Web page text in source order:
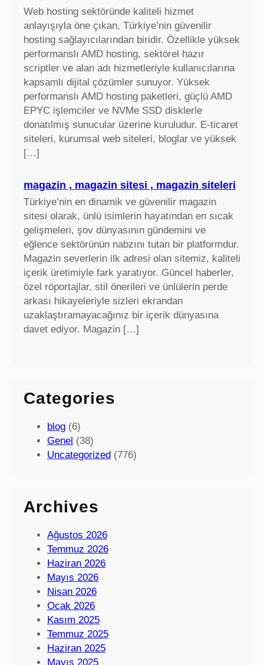
Web hosting sektöründe kaliteli hizmet
anlayışıyla öne çıkan, Türkiye’nin güvenilir
hosting sağlayıcılarından biridir. Özellikle yüksek
performanslı AMD hosting, sektörel hazır
scriptler ve alan adı hizmetleriyle kullanıcılarına
kapsamlı dijital çözümler sunuyor. Yüksek
performanslı AMD hosting paketleri, güçlü AMD
EPYC işlemciler ve NVMe SSD disklerle
donatılmış sunucular üzerine kuruludur. E-ticaret
siteleri, kurumsal web siteleri, bloglar ve yüksek
[…]
magazin , magazin sitesi , magazin siteleri
Türkiye’nin en dinamik ve güvenilir magazin
sitesi olarak, ünlü isimlerin hayatından en sıcak
gelişmeleri, şov dünyasının gündemini ve
eğlence sektörünün nabzını tutan bir platformdur.
Magazin severlerin ilk adresi olan sitemiz, kaliteli
içerik üretimiyle fark yaratıyor. Güncel haberler,
özel röportajlar, stil önerileri ve ünlülerin perde
arkası hikayeleriyle sizleri ekrandan
uzaklaştıramayacağınız bir içerik dünyasına
davet ediyor. Magazin […]
Categories
blog (6)
Genel (38)
Uncategorized (776)
Archives
Ağustos 2026
Temmuz 2026
Haziran 2026
Mayıs 2026
Nisan 2026
Ocak 2026
Kasım 2025
Temmuz 2025
Haziran 2025
Mayıs 2025